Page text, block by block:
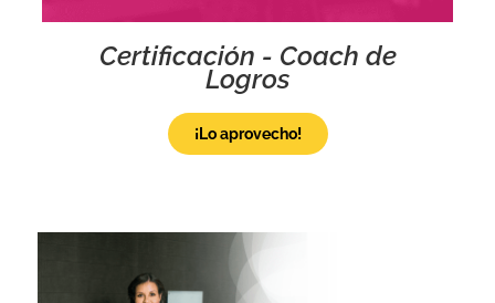
Certificación - Coach de
Logros
¡Lo aprovecho!